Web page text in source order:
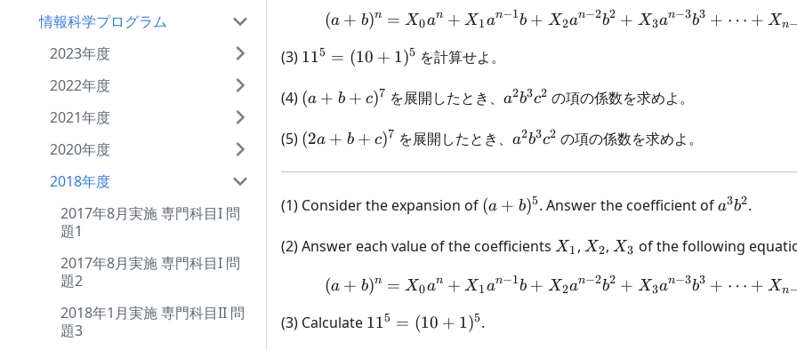
情報科学プログラム
2023年度
2022年度
2021年度
2020年度
2018年度
2017年8月実施 専門科目I 問
題1
2017年8月実施 専門科目I 問
題2
2018年1月実施 専門科目II 問
題3
(a+b)^n = X_0 a^n +
(a + b)n = X0an + X1an−1b + X2an−2b2 + X3an−3b3 + ⋯ + Xn−
(3) 11^5
(10
1)^5
115 = (10 + 1)5 を計算せよ。
(4) (a
+
(a + b + c)7 を展開したとき、a^2
c^2
a2b3c2 の項の係数を求めよ。
(5) (2a
+
c)^7
(2a + b + c)7 を展開したとき、a^2
c^2
a2b3c2 の項の係数を求めよ。
(1) Consider the expansion of (a+b)^5
(a + b)5. Answer the coefficient ofa^3b^2
a3b2.
(2) Answer each value of the coefficients X_1
X1 , X_2
X2,X_3
X3 of the following
(a+b)^n = X_0 a^n +
(a + b)n = X0an + X1an−1b + X2an−2b2 + X3an−3b3 + ⋯ + Xn−
(3) Calculate 11^5
115 = (10 + 1)5.